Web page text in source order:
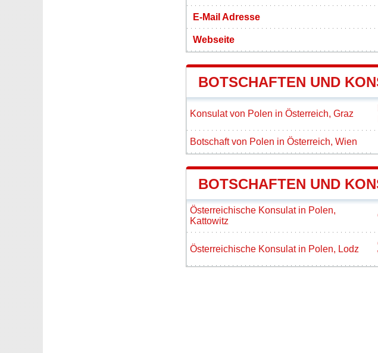
E-Mail Adresse
Webseite
BOTSCHAFTEN UND
Konsulat von Polen in Österreich, Graz
Botschaft von Polen in Österreich, Wien
BOTSCHAFTEN UND
Österreichische Konsulat in Polen,
Kattowitz
Österreichische Konsulat in Polen, Lodz